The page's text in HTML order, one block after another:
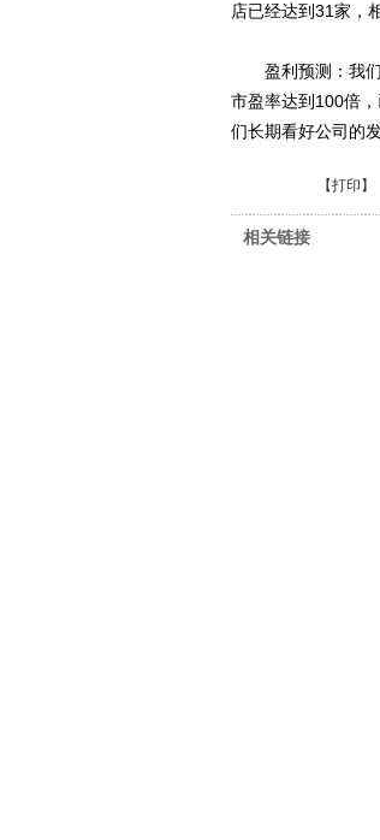
店已经达到31家，
盈利预测：我们
市盈率达到100倍
们长期看好公司的
【打印 】
相关链接